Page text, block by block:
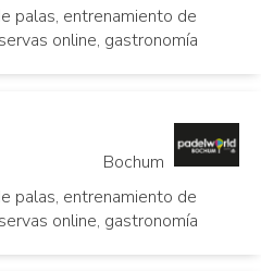
palas, entrenamiento de
online, gastronomía
Bochum
palas, entrenamiento de
online, gastronomía